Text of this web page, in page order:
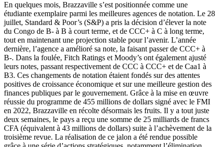
En quelques mois, Brazzaville s’est positionnée comme une
étudiante exemplaire parmi les meilleures agences de notation. Le 28
juillet, Standard & Poor’s (S&P) a pris la décision d’élever la note
du Congo de B- à B à court terme, et de CCC+ à C à long terme,
tout en maintenant une projection stable pour l’avenir. L’année
dernière, l’agence a amélioré sa note, la faisant passer de CCC+ à
B-. Dans la foulée, Fitch Ratings et Moody’s ont également ajusté
leurs notes, passant respectivement de CCC à CCC+ et de Caa1 à
B3. Ces changements de notation étaient fondés sur des attentes
positives de croissance économique et sur une meilleure gestion des
finances publiques par le gouvernement. Grâce à la mise en œuvre
réussie du programme de 455 millions de dollars signé avec le FMI
en 2022, Brazzaville en récolte désormais les fruits. Il y a tout juste
deux semaines, le pays a reçu une somme de 25 milliards de francs
CFA (équivalent à 43 millions de dollars) suite à l’achèvement de la
troisième revue. La réalisation de ce jalon a été rendue possible